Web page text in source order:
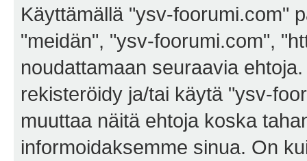
Käyttämällä "ysv-foorumi.com"
"meidän", "ysv-foorumi.com",
noudattamaan seuraavia
rekisteröidy ja/tai käytä "ysv-
muuttaa näitä ehtoja koska
informoidaksemme sinua. On